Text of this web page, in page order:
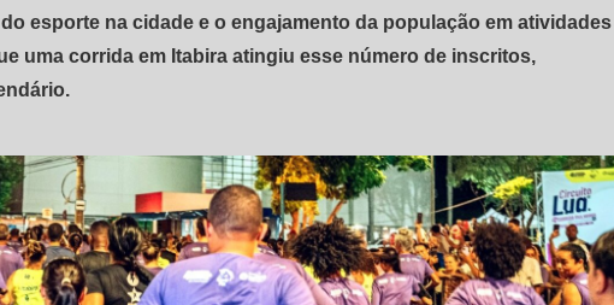
esporte na cidade e o engajamento da população em atividades
uma corrida em Itabira atingiu esse número de inscritos,